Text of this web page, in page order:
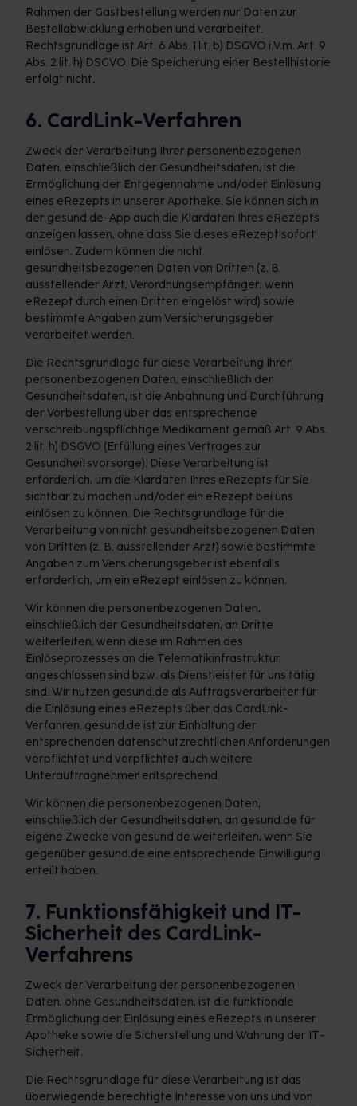
Rahmen der Gastbestellung werden nur Daten zur
Bestellabwicklung erhoben und verarbeitet.
Rechtsgrundlage ist Art. 6 Abs. 1 lit. b) DSGVO i.V.m. Art. 9
Abs. 2 lit. h) DSGVO. Die Speicherung einer Bestellhistorie
erfolgt nicht.
6. CardLink-Verfahren
Zweck der Verarbeitung Ihrer personenbezogenen
Daten, einschließlich der Gesundheitsdaten, ist die
Ermöglichung der Entgegennahme und/oder Einlösung
eines eRezepts in unserer Apotheke. Sie können sich in
der gesund.de-App auch die Klardaten Ihres eRezepts
anzeigen lassen, ohne dass Sie dieses eRezept sofort
einlösen. Zudem können die nicht
gesundheitsbezogenen Daten von Dritten (z. B.
ausstellender Arzt, Verordnungsempfänger, wenn
eRezept durch einen Dritten eingelöst wird) sowie
bestimmte Angaben zum Versicherungsgeber
verarbeitet werden.
Die Rechtsgrundlage für diese Verarbeitung Ihrer
personenbezogenen Daten, einschließlich der
Gesundheitsdaten, ist die Anbahnung und Durchführung
der Vorbestellung über das entsprechende
verschreibungspflichtige Medikament gemäß Art. 9 Abs.
2 lit. h) DSGVO (Erfüllung eines Vertrages zur
Gesundheitsvorsorge). Diese Verarbeitung ist
erforderlich, um die Klardaten Ihres eRezepts für Sie
sichtbar zu machen und/oder ein eRezept bei uns
einlösen zu können. Die Rechtsgrundlage für die
Verarbeitung von nicht gesundheitsbezogenen Daten
von Dritten (z. B. ausstellender Arzt) sowie bestimmte
Angaben zum Versicherungsgeber ist ebenfalls
erforderlich, um ein eRezept einlösen zu können.
Wir können die personenbezogenen Daten,
einschließlich der Gesundheitsdaten, an Dritte
weiterleiten, wenn diese im Rahmen des
Einlöseprozesses an die Telematikinfrastruktur
angeschlossen sind bzw. als Dienstleister für uns tätig
sind. Wir nutzen gesund.de als Auftragsverarbeiter für
die Einlösung eines eRezepts über das CardLink-
Verfahren. gesund.de ist zur Einhaltung der
entsprechenden datenschutzrechtlichen Anforderungen
verpflichtet und verpflichtet auch weitere
Unterauftragnehmer entsprechend.
Wir können die personenbezogenen Daten,
einschließlich der Gesundheitsdaten, an gesund.de für
eigene Zwecke von gesund.de weiterleiten, wenn Sie
gegenüber gesund.de eine entsprechende Einwilligung
erteilt haben.
7. Funktionsfähigkeit und IT-
Sicherheit des CardLink-
Verfahrens
Zweck der Verarbeitung der personenbezogenen
Daten, ohne Gesundheitsdaten, ist die funktionale
Ermöglichung der Einlösung eines eRezepts in unserer
Apotheke sowie die Sicherstellung und Wahrung der IT-
Sicherheit.
Die Rechtsgrundlage für diese Verarbeitung ist das
überwiegende berechtigte Interesse von uns und von